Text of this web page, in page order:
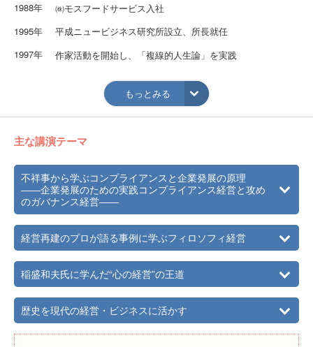
1988年
㈱モスフードサービス入社
1995年
平成ニュービジネス研究所設立、所長就任
1997年
作家活動を開始し、「複線的人生論」を実践
㈱ハードオフコーポレーション（東証一部） 代表取締役社
2008年
経営コンサルタント、作家、歴史研究家として活動
2014年
㈱リソー教育（東証一部） 取締役副社長就任
2015年
同社取締役副社長兼コンプライアンス経営担当兼管理部門
管掌兼リスク・コンプライアンス委員会委員長兼再発防止
委員会副委員長
もっとみる
主な講演テーマ
不祥事から学ぶコンプライアンスと企業発展の原理
――企業発展のための実践コンプライアンス経営と攻め
のガバナンス経営――
経営再建のプロが語る事例に学ぶフィロソフィ経営
稲盛和夫氏に学んだ“心の経営”の王道
歴史を現代の経営・ビジネスに活かす